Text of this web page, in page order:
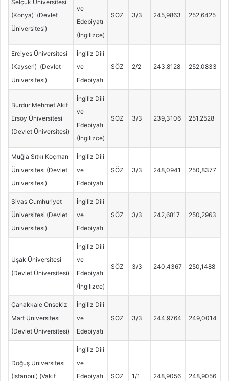
Selçuk Üniversitesi
(Konya) (Devlet
Üniversitesi)
ve
Edebiyatı
(İngilizce)
SÖZ 3/3 245,9863 252,6425
Erciyes Üniversitesi
(Kayseri) (Devlet
Üniversitesi)
İngiliz Dili
ve
Edebiyatı
SÖZ 2/2 243,8128 252,0833
Burdur Mehmet Akif
Ersoy Üniversitesi
(Devlet Üniversitesi)
İngiliz Dili
ve
Edebiyatı
(İngilizce)
SÖZ 3/3 239,3106 251,2528
Muğla Sıtkı Koçman
Üniversitesi (Devlet
Üniversitesi)
İngiliz Dili
ve
Edebiyatı
SÖZ 3/3 248,0941 250,8377
Sivas Cumhuriyet
Üniversitesi (Devlet
Üniversitesi)
İngiliz Dili
ve
Edebiyatı
SÖZ 3/3 242,6817 250,2963
Uşak Üniversitesi
(Devlet Üniversitesi)
İngiliz Dili
ve
Edebiyatı
(İngilizce)
SÖZ 3/3 240,4367 250,1488
Çanakkale Onsekiz
Mart Üniversitesi
(Devlet Üniversitesi)
İngiliz Dili
ve
Edebiyatı
SÖZ 3/3 244,9764 249,0014
Doğuş Üniversitesi
(İstanbul) (Vakıf
İngiliz Dili
ve
Edebiyatı
SÖZ 1/1 248,9056 248,9056